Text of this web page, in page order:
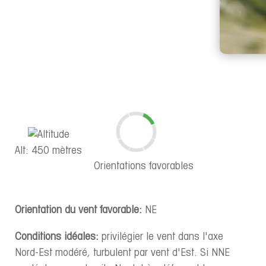
Alt: 450 mètres
Orientations favorables
Orientation du vent favorable: NE
Conditions idéales: privilégier le vent dans l'axe
Nord-Est modéré, turbulent par vent d'Est. Si NNE